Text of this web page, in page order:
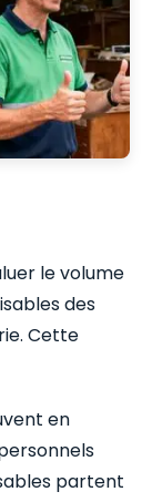
le volume
des
Cette
en
partent